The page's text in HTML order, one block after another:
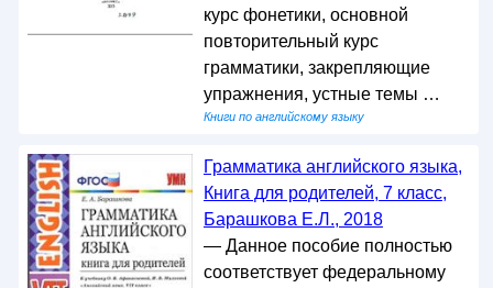
курс фонетики, основной
повторительный курс
грамматики, закрепляющие
упражнения, устные темы …
Книги по английскому языку
Грамматика английского языка,
Книга для родителей, 7 класс,
Барашкова Е.Л., 2018
— Данное пособие полностью
соответствует федеральному